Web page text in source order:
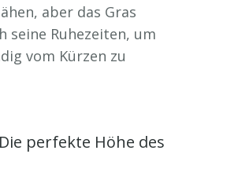
aber das Gras
seine Ruhezeiten, um
vom Kürzen zu
perfekte Höhe des